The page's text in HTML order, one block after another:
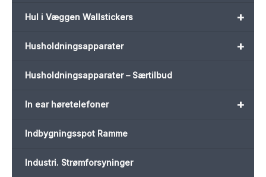
+
Hul i Væggen Wallstickers
+
Husholdningsapparater
Husholdningsapparater – Særtilbud
+
In ear høretelefoner
Indbygningsspot Ramme
Industri. Strømforsyninger